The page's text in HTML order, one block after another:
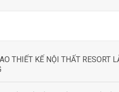
THIẾT KẾ NỘI THẤT RESORT